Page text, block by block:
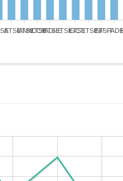
ETSIAMN
ETSICCP
ETSIADI
ETSIEETSIGCT
ETSIIETSINFETSITFADE